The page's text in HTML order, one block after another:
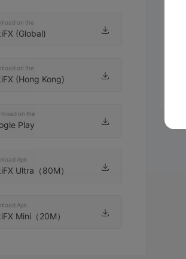
on the
(Global)
on the
(Hong Kong)
on the
Play
Apk
Ultra（80M）
Apk
Mini（20M）